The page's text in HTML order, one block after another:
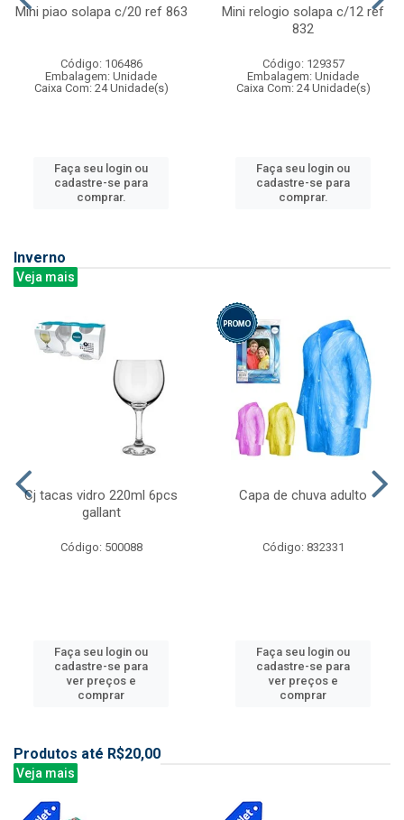
Mini piao solapa c/20 ref 863
Código: 106486
Embalagem: Unidade
Caixa Com: 24 Unidade(s)
Faça seu login ou
cadastre-se para
comprar.
Mini relogio solapa c/12 ref
832
Código: 129357
Embalagem: Unidade
Caixa Com: 24 Unidade(s)
Faça seu login ou
cadastre-se para
comprar.
Inverno
Veja mais
Cj tacas vidro 220ml 6pcs
gallant
Código: 500088
Faça seu login ou
cadastre-se para
ver preços e
comprar
Capa de chuva adulto
Código: 832331
Faça seu login ou
cadastre-se para
ver preços e
comprar
Produtos até R$20,00
Veja mais